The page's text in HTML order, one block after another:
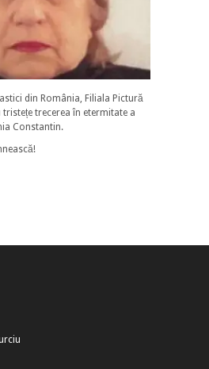
din România, Filiala Pictură
tristețe trecerea în etermitate a
Constantin.